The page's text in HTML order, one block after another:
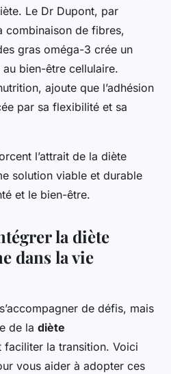
Le Dr Dupont, par
combinaison de fibres,
gras oméga-3 crée un
bien-être cellulaire.
ajoute que l’adhésion
par sa flexibilité et sa
l’attrait de la diète
solution viable et durable
et le bien-être.
la diète
dans la vie
de défis, mais
de la diète
faciliter la transition. Voici
vous aider à adopter ces